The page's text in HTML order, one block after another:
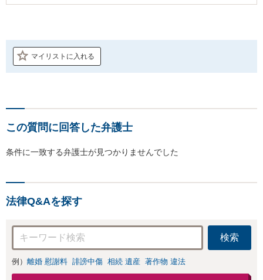
マイリストに入れる
この質問に回答した弁護士
条件に一致する弁護士が見つかりませんでした
法律Q&Aを探す
検索
例） 離婚 慰謝料 誹謗中傷 相続 遺産 著作物 違法